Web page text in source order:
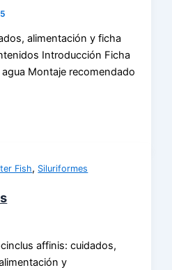
alimentación y ficha
Introducción Ficha
Montaje recomendado
Fish, Siluriformes
affinis: cuidados,
y